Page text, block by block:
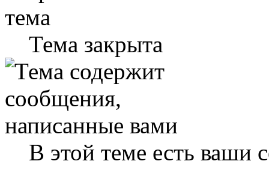
Тема закрыта
В этой теме есть ваши